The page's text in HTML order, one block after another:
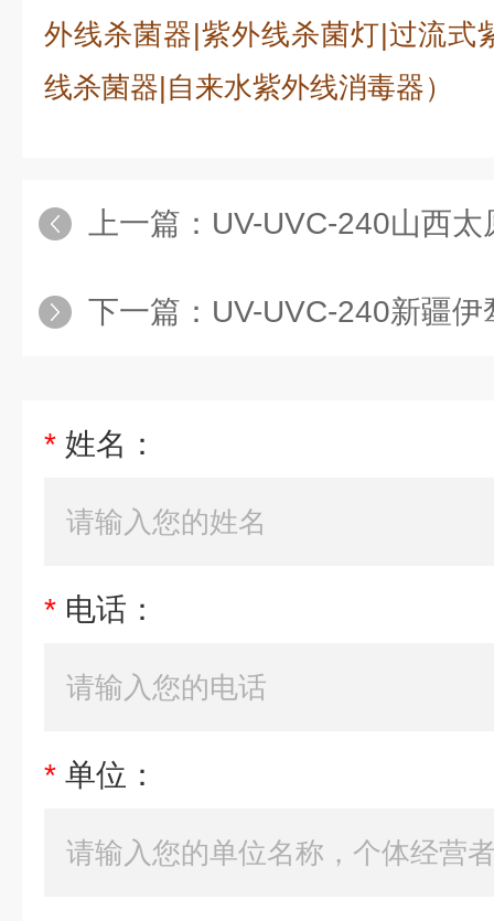
外线杀菌器|紫外线杀菌灯|过流式
线杀菌器|自来水紫外线消毒器）
上一篇： UV-UVC-240山西太
下一篇： UV-UVC-240新疆伊
* 姓名：
* 电话：
* 单位：